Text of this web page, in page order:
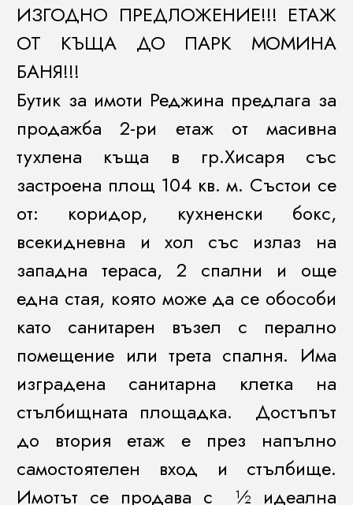
ИЗГОДНО ПРЕДЛОЖЕНИЕ!!! ЕТАЖ
ОТ КЪЩА ДО ПАРК МОМИНА
БАНЯ!!!
Бутик за имоти Реджина предлага за
продажба 2-ри етаж от масивна
тухлена къща в гр.Хисаря със
застроена площ 104 кв. м. Състои се
от: коридор, кухненски бокс,
всекидневна и хол със излаз на
западна тераса, 2 спални и още
една стая, която може да се обособи
като санитарен възел с перално
помещение или трета спалня. Има
изградена санитарна клетка на
стълбищната площадка. Достъпът
до втория етаж е през напълно
самостоятелен вход и стълбище.
Имотът се продава с ½ идеална